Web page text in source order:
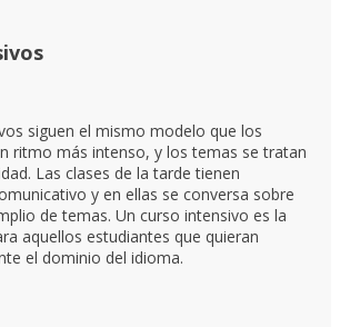
siguen el mismo modelo que los
ritmo más intenso, y los temas se tratan
Las clases de la tarde tienen
y en ellas se conversa sobre
de temas. Un curso intensivo es la
aquellos estudiantes que quieran
el dominio del idioma.